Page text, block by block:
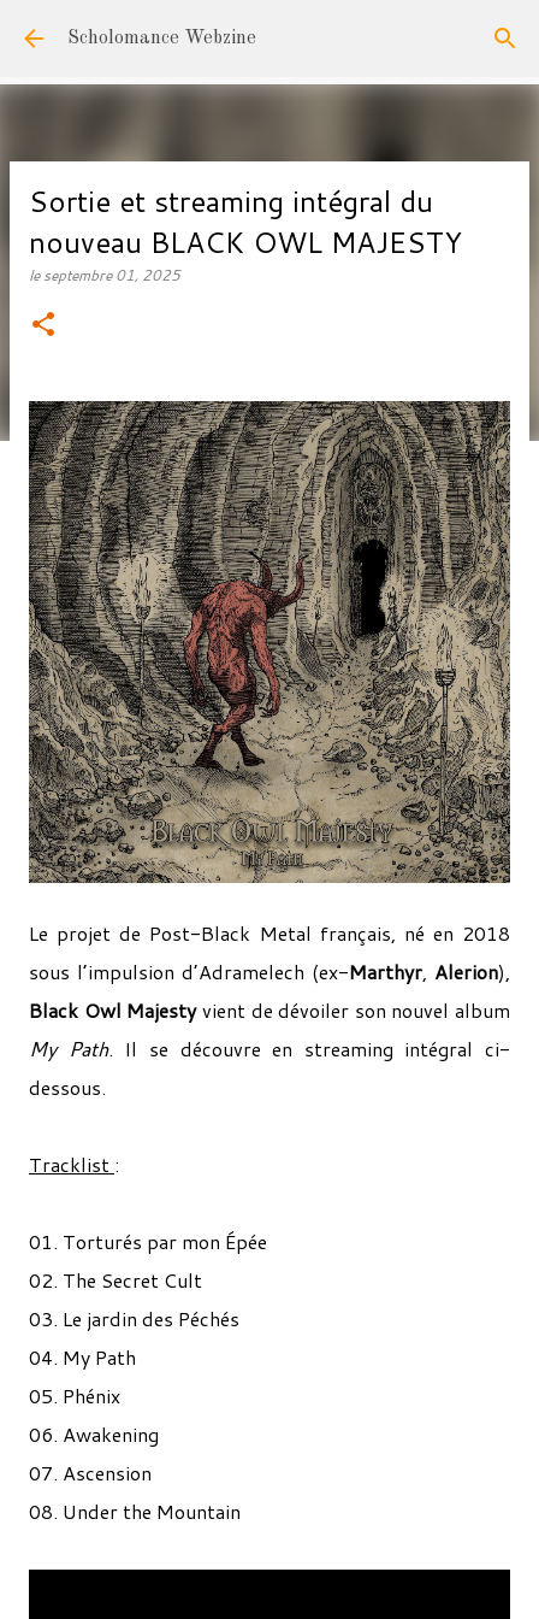
Accéder au contenu principal
Scholomance Webzine
Sortie et streaming intégral du
nouveau BLACK OWL MAJESTY
leseptembre 01, 2025
Le projet de Post-Black Metal français, né en 2018
sous l’impulsion d’Adramelech (ex-Marthyr, Alerion),
Black Owl Majestyvient de dévoiler son nouvel album
My Path. Il se découvre en streaming intégral ci-
dessous.
Tracklist :
01. Torturés par mon Épée
02. The Secret Cult
03. Le jardin des Péchés
04. My Path
05. Phénix
06. Awakening
07. Ascension
08. Under the Mountain